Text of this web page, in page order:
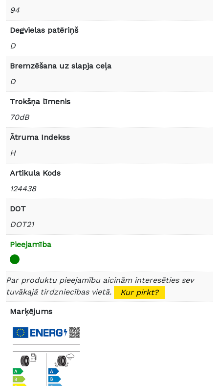
94
Degvielas patēriņš
D
Bremzēšana uz slapja ceļa
D
Trokšņa līmenis
70dB
Ātruma Indekss
H
Artikula Kods
124438
DOT
DOT21
Pieejamība
Par produktu pieejamību aicinām interesēties sev
tuvākajā tirdzniecības vietā.
Kur pirkt?
Marķējums